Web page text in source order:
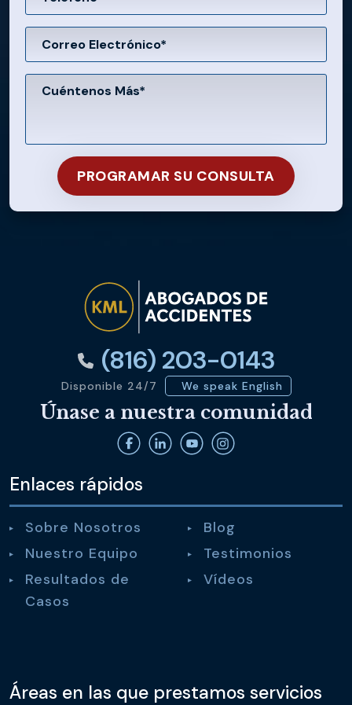
(816) 203-0143
Disponible 24/7 We speak English
Únase a nuestra comunidad
Enlaces rápidos
Sobre Nosotros
Nuestro Equipo
Resultados de
Casos
Blog
Testimonios
Vídeos
Áreas en las que prestamos servicios